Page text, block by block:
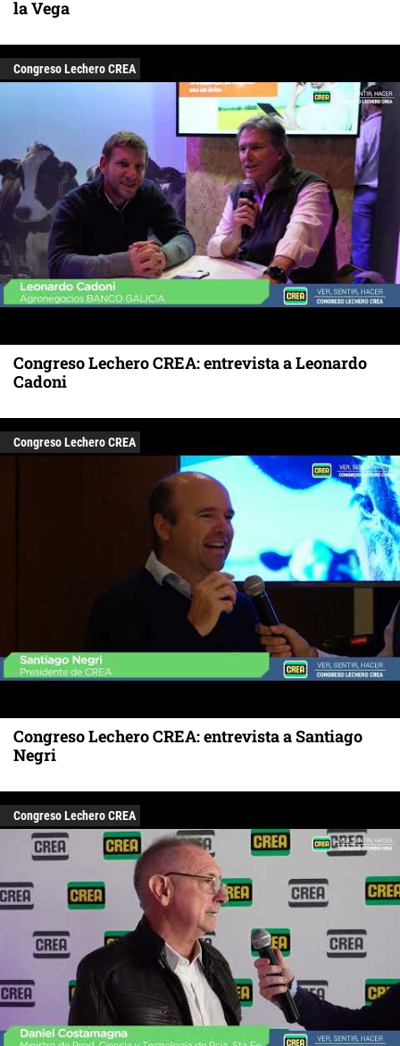
la Vega
Congreso Lechero CREA
Congreso Lechero CREA: entrevista a Leonardo
Cadoni
Congreso Lechero CREA
Congreso Lechero CREA: entrevista a Santiago
Negri
Congreso Lechero CREA